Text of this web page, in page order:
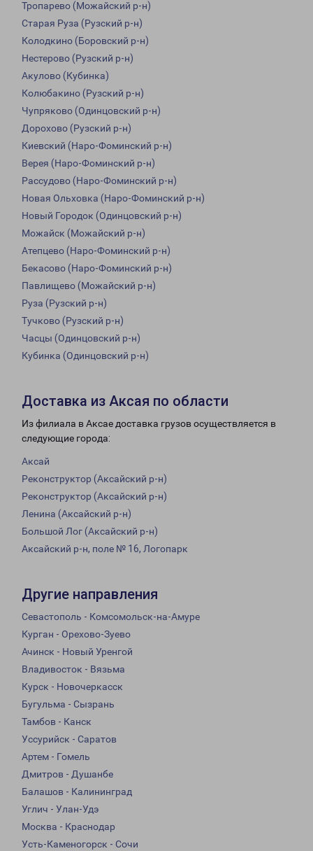
Тропарево (Можайский р-н)
Старая Руза (Рузский р-н)
Колодкино (Боровский р-н)
Нестерово (Рузский р-н)
Акулово (Кубинка)
Колюбакино (Рузский р-н)
Чупряково (Одинцовский р-н)
Дорохово (Рузский р-н)
Киевский (Наро-Фоминский р-н)
Верея (Наро-Фоминский р-н)
Рассудово (Наро-Фоминский р-н)
Новая Ольховка (Наро-Фоминский р-н)
Новый Городок (Одинцовский р-н)
Можайск (Можайский р-н)
Атепцево (Наро-Фоминский р-н)
Бекасово (Наро-Фоминский р-н)
Павлищево (Можайский р-н)
Руза (Рузский р-н)
Тучково (Рузский р-н)
Часцы (Одинцовский р-н)
Кубинка (Одинцовский р-н)
Доставка из Аксая по области
Из филиала в Аксае доставка грузов осуществляется в
следующие города:
Аксай
Реконструктор (Аксайский р-н)
Реконструктор (Аксайский р-н)
Ленина (Аксайский р-н)
Большой Лог (Аксайский р-н)
Аксайский р-н, поле № 16, Логопарк
Другие направления
Севастополь - Комсомольск-на-Амуре
Курган - Орехово-Зуево
Ачинск - Новый Уренгой
Владивосток - Вязьма
Курск - Новочеркасск
Бугульма - Сызрань
Тамбов - Канск
Уссурийск - Саратов
Артем - Гомель
Дмитров - Душанбе
Балашов - Калининград
Углич - Улан-Удэ
Москва - Краснодар
Усть-Каменогорск - Сочи